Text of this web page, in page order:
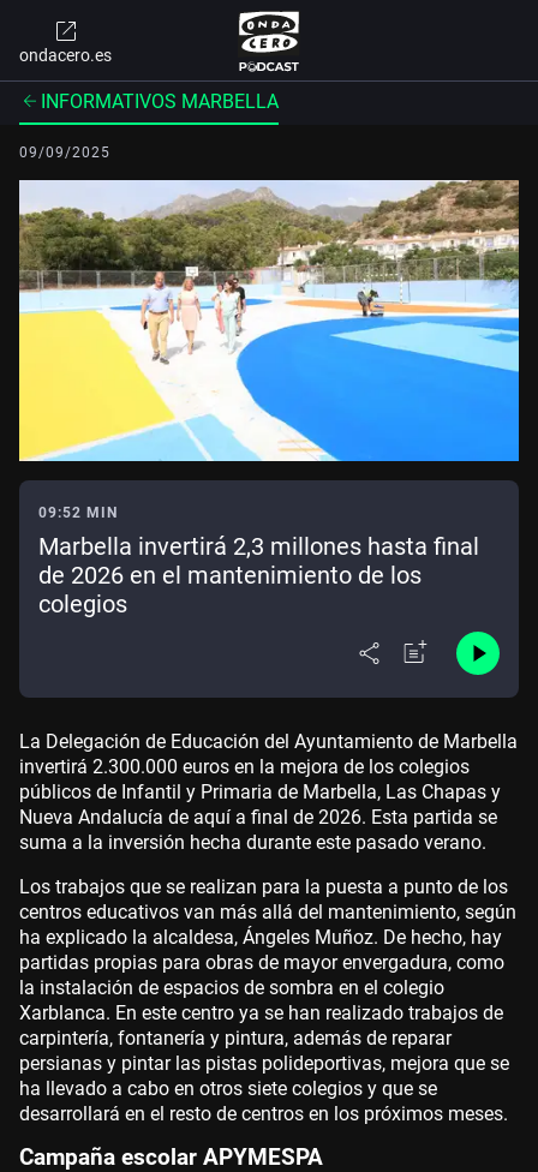
ondacero.es
INFORMATIVOS MARBELLA
09/09/2025
09:52 MIN
Marbella invertirá 2,3 millones hasta final
de 2026 en el mantenimiento de los
colegios
La Delegación de Educación del Ayuntamiento de Marbella
invertirá 2.300.000 euros en la mejora de los colegios
públicos de Infantil y Primaria de Marbella, Las Chapas y
Nueva Andalucía de aquí a final de 2026. Esta partida se
suma a la inversión hecha durante este pasado verano.
Los trabajos que se realizan para la puesta a punto de los
centros educativos van más allá del mantenimiento, según
ha explicado la alcaldesa, Ángeles Muñoz. De hecho, hay
partidas propias para obras de mayor envergadura, como
la instalación de espacios de sombra en el colegio
Xarblanca. En este centro ya se han realizado trabajos de
carpintería, fontanería y pintura, además de reparar
persianas y pintar las pistas polideportivas, mejora que se
ha llevado a cabo en otros siete colegios y que se
desarrollará en el resto de centros en los próximos meses.
Campaña escolar APYMESPA